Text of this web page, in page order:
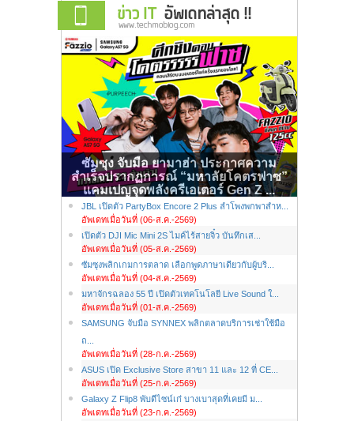
ซัมซุง จับมือ ยามาฮ่า ประกาศความ
สำเร็จปรากฏการณ์ “มหาลัยโคตรฟาซ”
แคมเปญจุดพลังครีเอเตอร์ Gen Z ...
JBL เปิดตัว PartyBox Encore 2 Plus ลำโพงพกพาสำห...
อัพเดทเมื่อวันที่ (06-ส.ค.-2569)
เปิดตัว DJI Mic Mini 2S ไมค์ไร้สายจิ๋ว บันทึกเส...
อัพเดทเมื่อวันที่ (05-ส.ค.-2569)
ซัมซุงพลิกเกมการตลาด เลือกพูดภาษาเดียวกับผู้บริ...
อัพเดทเมื่อวันที่ (04-ส.ค.-2569)
มหาจักรฉลอง 55 ปี เปิดตัวเทคโนโลยี Live Sound ใ...
อัพเดทเมื่อวันที่ (01-ส.ค.-2569)
SAMSUNG จับมือ SYNNEX พลิกตลาดบริการเช่าใช้มือ
ถ...
อัพเดทเมื่อวันที่ (28-ก.ค.-2569)
ASUS เปิด Exclusive Store สาขา 11 และ 12 ที่ CE...
อัพเดทเมื่อวันที่ (25-ก.ค.-2569)
Galaxy Z Flip8 พับดีไซน์เก๋ บางเบาสุดที่เคยมี ม...
อัพเดทเมื่อวันที่ (23-ก.ค.-2569)